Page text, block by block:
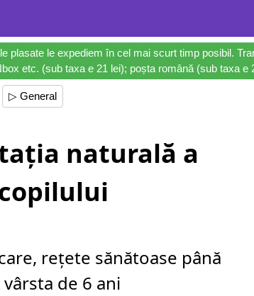
plasate le expediem în cel mai scurt timp posibil.
etc. (sub taxa e 21 lei); poșta română (sub taxa
▷ General
naturală a
rețete sănătoase până
vârsta de 6 ani